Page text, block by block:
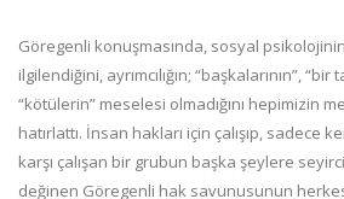
Göregenli konuşmasında, sosyal
ilgilendiğini, ayrımcılığın; “başkalarının”, “bir
“kötülerin” meselesi olmadığını hepimizin
hatırlattı. İnsan hakları için çalışıp, sadece
karşı çalışan bir grubun başka şeylere
değinen Göregenli hak savunusunun